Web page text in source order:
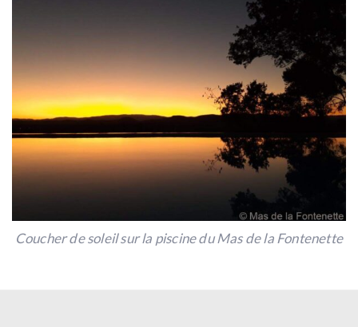
Coucher de soleil sur la piscine du Mas de la Fontenette